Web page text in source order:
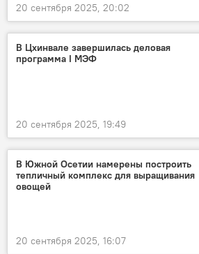
20 сентября 2025, 20:02
В Цхинвале завершилась деловая
программа I МЭФ
20 сентября 2025, 19:49
В Южной Осетии намерены построить
тепличный комплекс для выращивания
овощей
20 сентября 2025, 16:07